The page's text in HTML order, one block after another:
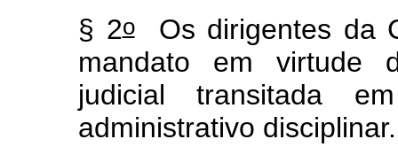
§ 2oOs dirigentes da
mandato em virtude
judicial transitada
administrativo disciplinar.